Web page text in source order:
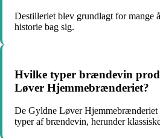
Destilleriet blev grundlagt for mange
historie bag sig.
Hvilke typer brændevin
Løver Hjemmebrænderiet?
De Gyldne Løver Hjemmebrænderiet
typer af brændevin, herunder